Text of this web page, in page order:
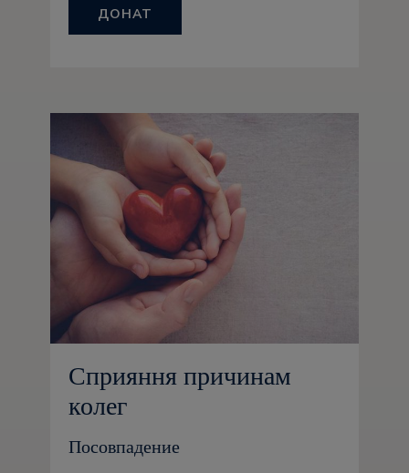
ДОНАТ
Сприяння причинам
колег
Посовпадение